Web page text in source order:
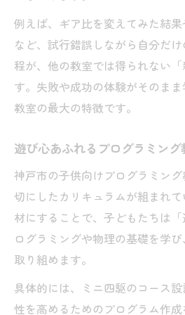
例えば、ギア比を変えてみた結
など、試行錯誤しながら自分だ
程が、他の教室では得られない
す。失敗や成功の体験がそのま
教室の最大の特徴です。
遊び心あふれるプログラミン
神戸市の子供向けプログラミン
切にしたカリキュラムが組まれ
材にすることで、子どもたちは
ログラミングや物理の基礎を学
取り組めます。
具体的には、ミニ四駆のコース
性を高めるためのプログラム作